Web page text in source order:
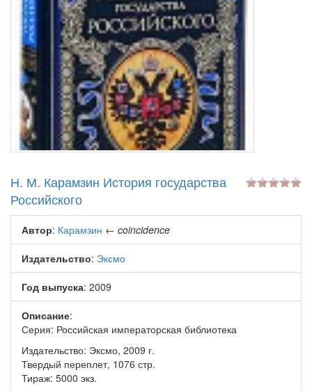
Н. М. Карамзин История государства
Российского
Автор: Карамзин ← coincidence
Издательство: Эксмо
Год выпуска: 2009
Описание:
Серия: Российская императорская библиотека
Издательство: Эксмо, 2009 г.
Твердый переплет, 1076 стр.
Тираж: 5000 экз.